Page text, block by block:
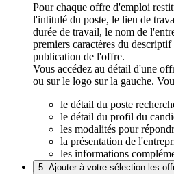
Pour chaque offre d'emploi
l'intitulé du poste, le lieu de
durée de travail, le nom de
premiers caractères du
publication de l'offre.
Vous accédez au détail d'une
ou sur le logo sur la gauche.
le détail du poste
le détail du profil du
les modalités pour
la présentation de
les informations
5. Ajouter à votre sélection les